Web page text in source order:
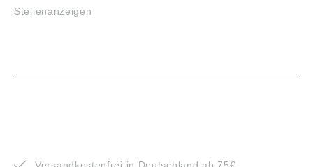
Stellenanzeigen
Versandkostenfrei in Deutschland ab 75€